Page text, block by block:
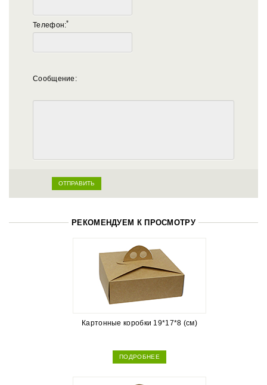
Телефон:*
Сообщение:
РЕКОМЕНДУЕМ К ПРОСМОТРУ
Картонные коробки 19*17*8 (см)
ПОДРОБНЕЕ